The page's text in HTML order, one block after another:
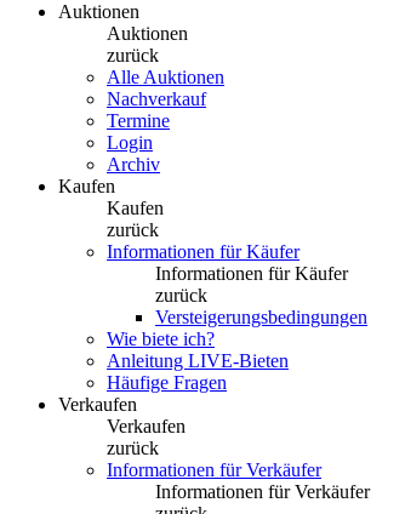
Auktionen
Auktionen
zurück
Alle Auktionen
Nachverkauf
Termine
Login
Archiv
Kaufen
Kaufen
zurück
Informationen für Käufer
Informationen für Käufer
zurück
Versteigerungsbedingungen
Wie biete ich?
Anleitung LIVE-Bieten
Häufige Fragen
Verkaufen
Verkaufen
zurück
Informationen für Verkäufer
Informationen für Verkäufer